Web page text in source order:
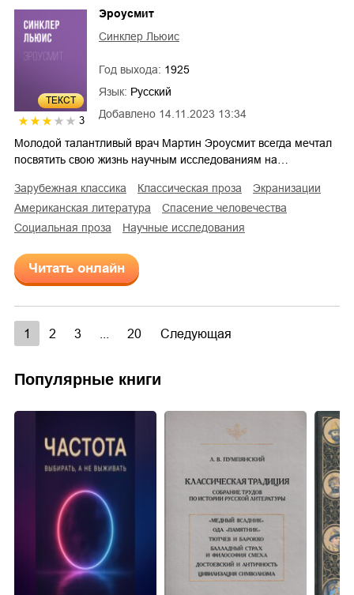
ТЕКСТ
3
Добавлено 14.11.2023 13:34
Эроусмит
Синклер Льюис
Год выхода: 1925
Язык: Русский
Молодой талантливый врач Мартин Эроусмит всегда мечтал
посвятить свою жизнь научным исследованиям на…
зарубежная классика классическая проза
экранизации
американская литература
спасение человечества
социальная проза
научные исследования
Читать онлайн
1 2 3 20 Следующая
Популярные книги